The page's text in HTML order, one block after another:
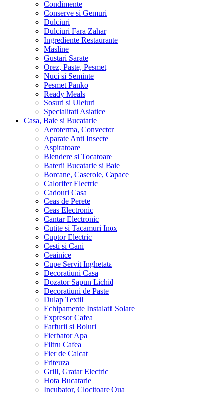
Condimente
Conserve si Gemuri
Dulciuri
Dulciuri Fara Zahar
Ingrediente Restaurante
Masline
Gustari Sarate
Orez, Paste, Pesmet
Nuci si Seminte
Pesmet Panko
Ready Meals
Sosuri si Uleiuri
Specialitati Asiatice
Casa, Baie si Bucatarie
Aeroterma, Convector
Aparate Anti Insecte
Aspiratoare
Blendere si Tocatoare
Baterii Bucatarie si Baie
Borcane, Caserole, Capace
Calorifer Electric
Cadouri Casa
Ceas de Perete
Ceas Electronic
Cantar Electronic
Cutite si Tacamuri Inox
Cuptor Electric
Cesti si Cani
Ceainice
Cupe Servit Inghetata
Decoratiuni Casa
Dozator Sapun Lichid
Decoratiuni de Paste
Dulap Textil
Echipamente Instalatii Solare
Expresor Cafea
Farfurii si Boluri
Fierbator Apa
Filtru Cafea
Fier de Calcat
Friteuza
Grill, Gratar Electric
Hota Bucatarie
Incubator, Clocitoare Oua